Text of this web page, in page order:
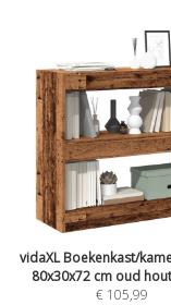
vidaXL Boekenkast/
80x30x72 cm oud
€ 105,99